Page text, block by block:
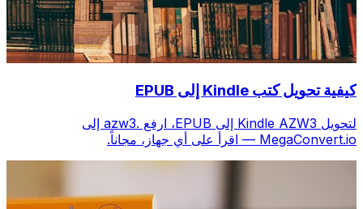
كيفية تحويل كتب Kindle إلى EPUB
لتحويل Kindle AZW3 إلى EPUB، ارفع .azw3 إلى
MegaConvert.io — اقرأ على أي جهاز، مجاناً.